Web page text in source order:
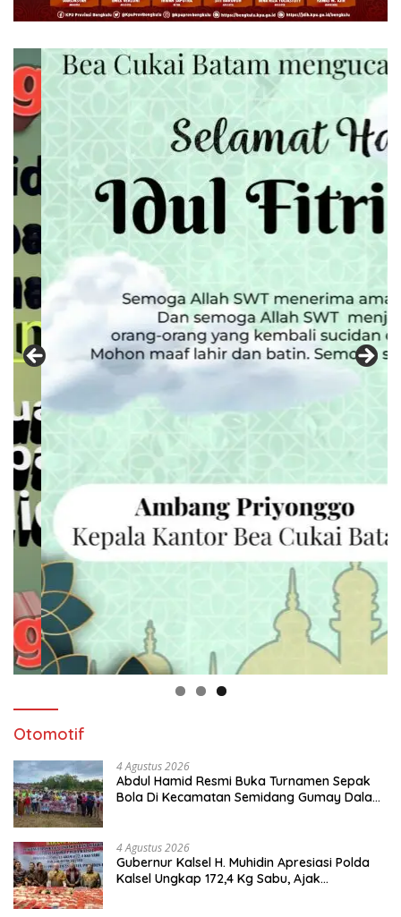
Otomotif
4 Agustus 2026
Abdul Hamid Resmi Buka Turnamen Sepak
Bola Di Kecamatan Semidang Gumay Dalam
4 Agustus 2026
Gubernur Kalsel H. Muhidin Apresiasi Polda
Kalsel Ungkap 172,4 Kg Sabu, Ajak